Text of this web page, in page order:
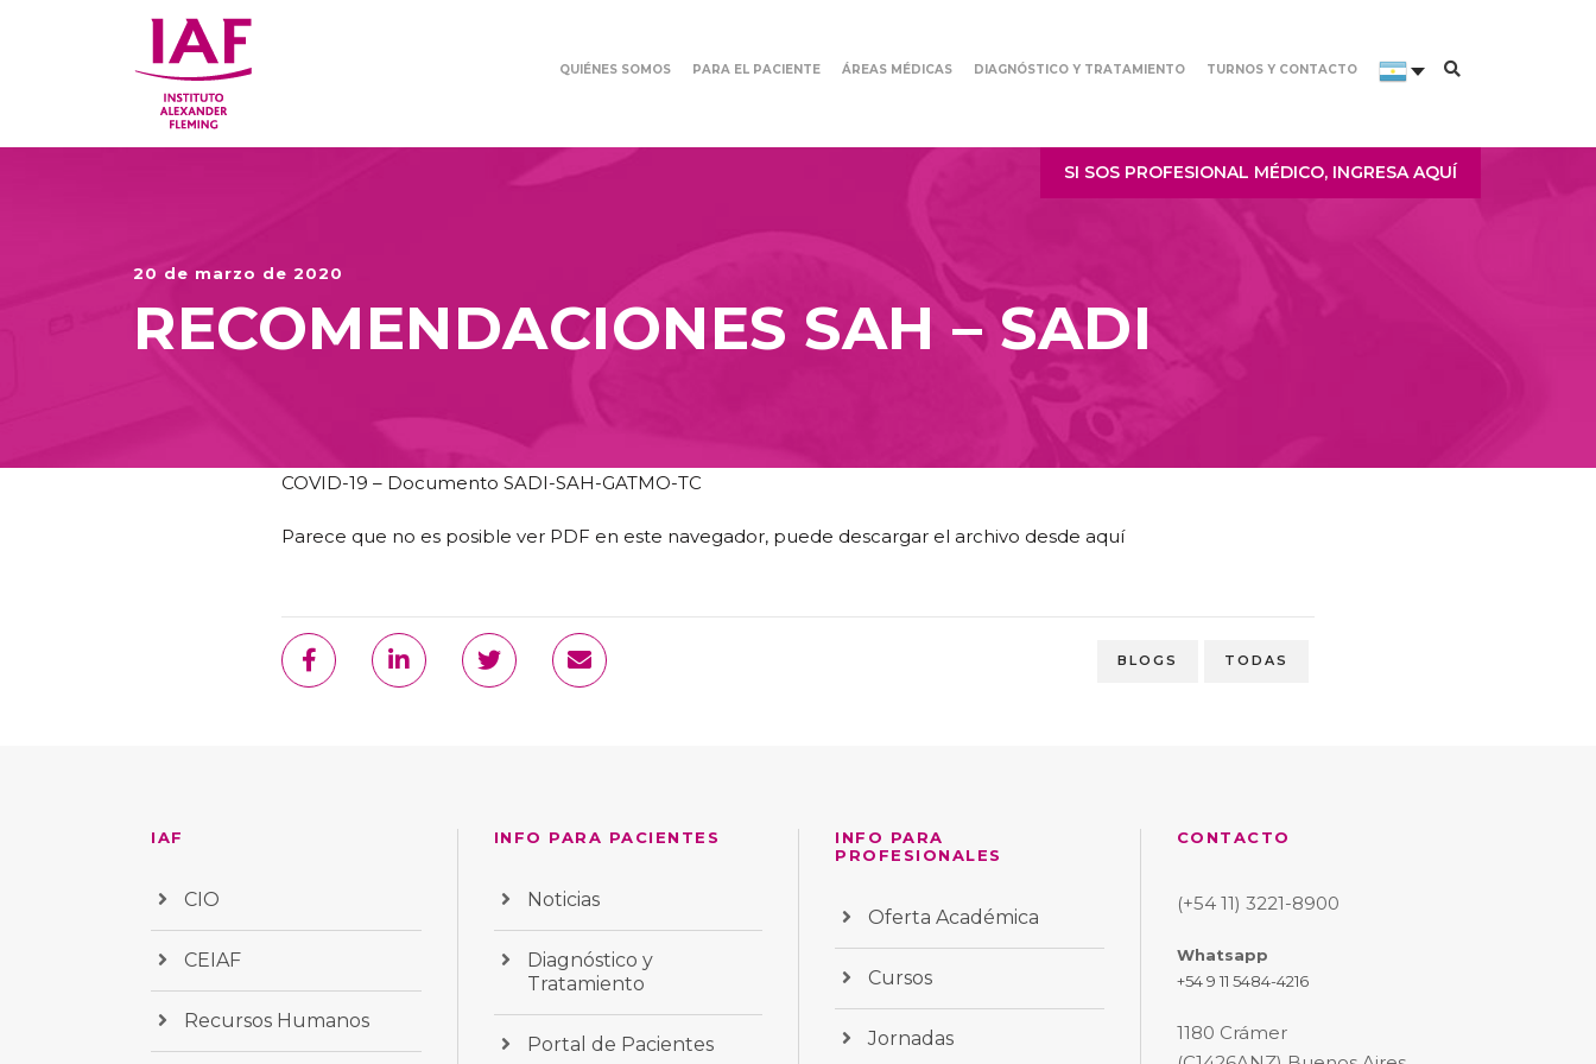
QUIÉNES SOMOS PARA EL PACIENTE ÁREAS MÉDICAS DIAGNÓSTICO Y TRATAMIENTO TURNOS Y CONTACTO
SI SOS PROFESIONAL MÉDICO, INGRESA AQUÍ
20 de marzo de 2020
RECOMENDACIONES SAH – SADI
COVID-19 – Documento SADI-SAH-GATMO-TC
Parece que no es posible ver PDF en este navegador, puede descargar el archivo desde aquí
BLOGS TODAS
IAF
CIO
CEIAF
Recursos Humanos
INFO PARA PACIENTES
Noticias
Diagnóstico y
Tratamiento
Portal de Pacientes
INFO PARA
PROFESIONALES
Oferta Académica
Cursos
Jornadas
CONTACTO
(+54 11) 3221-8900
Whatsapp
+54 9 11 5484-4216
1180 Crámer